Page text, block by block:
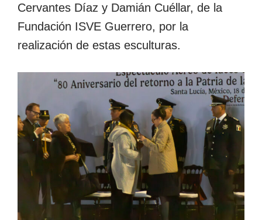
Cervantes Díaz y Damián Cuéllar, de la
Fundación ISVE Guerrero, por la
realización de estas esculturas.